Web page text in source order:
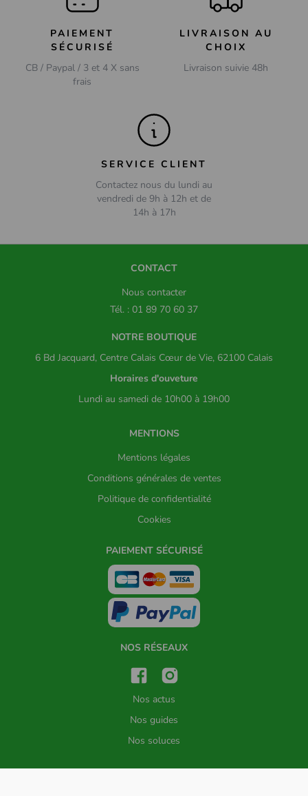
PAIEMENT
SÉCURISÉ
CB / Paypal / 3 et 4 X sans
frais
LIVRAISON AU
CHOIX
Livraison suivie 48h
SERVICE CLIENT
Contactez nous du lundi au
vendredi de 9h à 12h et de
14h à 17h
CONTACT
Nous contacter
Tél. : 01 89 70 60 37
NOTRE BOUTIQUE
6 Bd Jacquard, Centre Calais Cœur de Vie, 62100 Calais
Horaires d'ouveture
Lundi au samedi de 10h00 à 19h00
MENTIONS
Mentions légales
Conditions générales de ventes
Politique de confidentialité
Cookies
PAIEMENT SÉCURISÉ
NOS RÉSEAUX
Nos actus
Nos guides
Nos soluces